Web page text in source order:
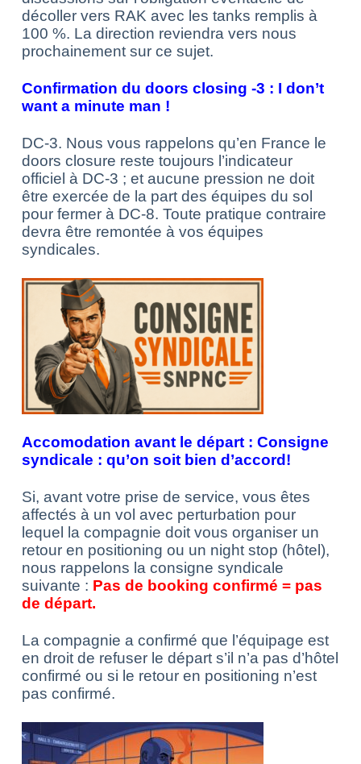
décoller vers RAK avec les tanks remplis à
100 %. La direction reviendra vers nous
prochainement sur ce sujet.
Confirmation du doors closing -3 : I don’t
want a minute man !
DC-3. Nous vous rappelons qu’en France le
doors closure reste toujours l’indicateur
officiel à DC-3 ; et aucune pression ne doit
être exercée de la part des équipes du sol
pour fermer à DC-8. Toute pratique contraire
devra être remontée à vos équipes
syndicales.
Accomodation avant le départ : Consigne
syndicale : qu’on soit bien d’accord!
Si, avant votre prise de service, vous êtes
affectés à un vol avec perturbation pour
lequel la compagnie doit vous organiser un
retour en positioning ou un night stop (hôtel),
nous rappelons la consigne syndicale
suivante : Pas de booking confirmé = pas
de départ.
La compagnie a confirmé que l’équipage est
en droit de refuser le départ s’il n’a pas d’hôtel
confirmé ou si le retour en positioning n’est
pas confirmé.